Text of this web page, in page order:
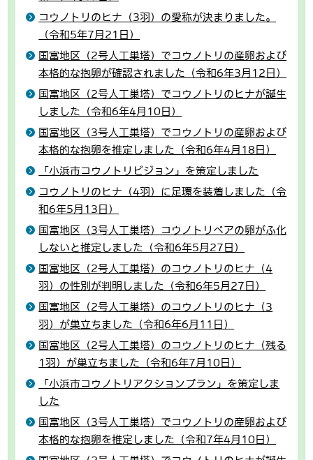
コウノトリのヒナ（3羽）の愛称が決まりました。
（令和5年7月21日）
国富地区（2号人工巣塔）でコウノトリの産卵および
本格的な抱卵が確認されました（令和6年3月12日）
国富地区（2号人工巣塔）でコウノトリのヒナが誕生
しました（令和6年4月10日）
国富地区（3号人工巣塔）でコウノトリの産卵および
本格的な抱卵を推定しました（令和6年4月18日）
「小浜市コウノトリビジョン」を策定しました
コウノトリのヒナ（4羽）に足環を装着しました（令
和6年5月13日）
国富地区（3号人工巣塔）コウノトリペアの卵がふ化
しないと推定しました（令和6年5月27日）
国富地区（2号人工巣塔）のコウノトリのヒナ（4
羽）の性別が判明しました（令和6年5月27日）
国富地区（2号人工巣塔）のコウノトリのヒナ（3
羽）が巣立ちました（令和6年6月11日）
国富地区（2号人工巣塔）のコウノトリのヒナ（残る
1羽）が巣立ちました（令和6年7月10日）
「小浜市コウノトリアクションプラン」を策定しま
した
国富地区（3号人工巣塔）でコウノトリの産卵および
本格的な抱卵を推定しました（令和7年4月10日）